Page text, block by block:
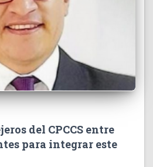
del CPCCS entre
para integrar este